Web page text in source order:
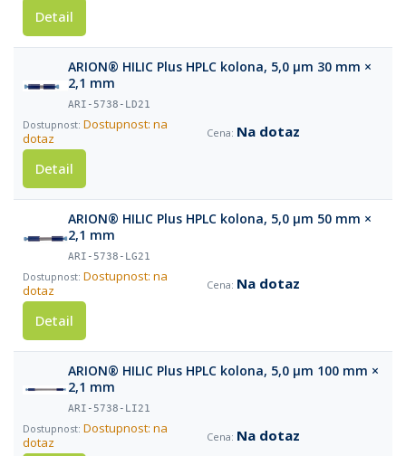
Detail
ARION® HILIC Plus HPLC kolona, 5,0 µm 30 mm ×
2,1 mm
ARI-5738-LD21
Dostupnost: na
dotaz
Na dotaz
Detail
ARION® HILIC Plus HPLC kolona, 5,0 µm 50 mm ×
2,1 mm
ARI-5738-LG21
Dostupnost: na
dotaz
Na dotaz
Detail
ARION® HILIC Plus HPLC kolona, 5,0 µm 100 mm ×
2,1 mm
ARI-5738-LI21
Dostupnost: na
dotaz
Na dotaz